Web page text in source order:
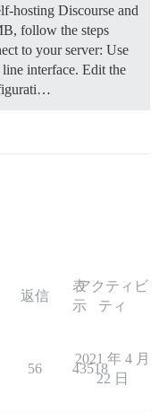
hosting Discourse and
follow the steps
to your server: Use
line interface. Edit the
返信
表
示
アクティビ
ティ
56 43518
2021 年 4 月
22 日